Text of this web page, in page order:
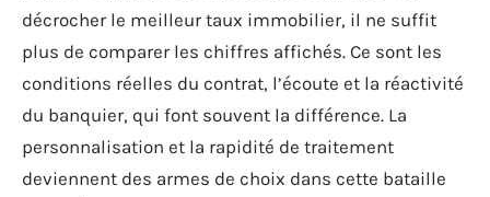
décrocher le meilleur taux immobilier, il ne suffit
plus de comparer les chiffres affichés. Ce sont les
conditions réelles du contrat, l’écoute et la réactivité
du banquier, qui font souvent la différence. La
personnalisation et la rapidité de traitement
deviennent des armes de choix dans cette bataille